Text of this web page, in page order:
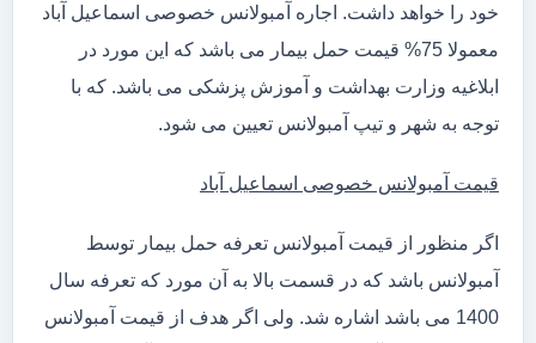
خود را خواهد داشت. اجاره آمبولانس خصوصی اسماعیل آباد
معمولا 75% قیمت حمل بیمار می باشد که این مورد در
ابلاغیه وزارت بهداشت و آموزش پزشکی می باشد. که با
توجه به شهر و تیپ آمبولانس تعیین می شود.
قیمت آمبولانس خصوصی اسماعیل آباد
اگر منظور از قیمت آمبولانس تعرفه حمل بیمار توسط
آمبولانس باشد که در قسمت بالا به آن مورد که تعرفه سال
1400 می باشد اشاره شد. ولی اگر هدف از قیمت آمبولانس